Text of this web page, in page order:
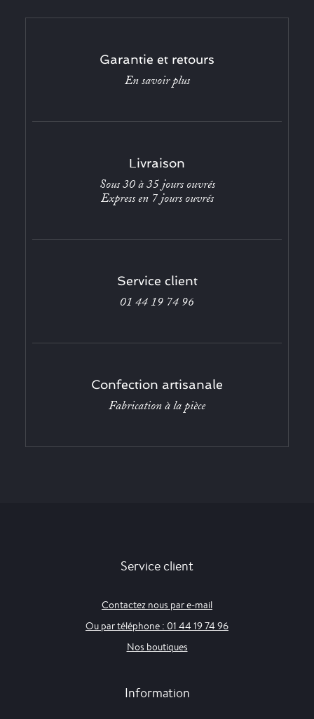
Garantie et retours
En savoir plus
Livraison
Sous 30 à 35 jours ouvrés
Express en 7 jours ouvrés
Service client
01 44 19 74 96
Confection artisanale
Fabrication à la pièce
Service client
Contactez nous par e-mail
Ou par téléphone : 01 44 19 74 96
Nos boutiques
Information